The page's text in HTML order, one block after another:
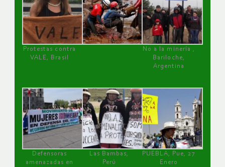
Protestas contra
VALE, Brasil
No a la minería ,
Bariloche,
Argentina
Defensoras
amenazadas en
Las Bambas,
Perú
PUEBLA, Pue, 27
Enero